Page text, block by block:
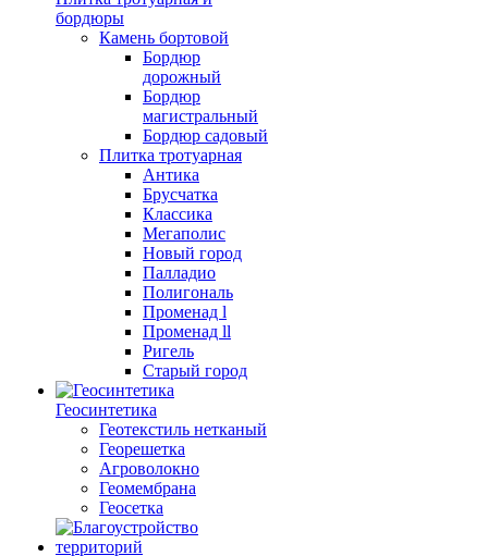
бордюры
Камень бортовой
Бордюр
дорожный
Бордюр
магистральный
Бордюр садовый
Плитка тротуарная
Антика
Брусчатка
Классика
Мегаполис
Новый город
Палладио
Полигональ
Променад l
Променад ll
Ригель
Старый город
Геосинтетика
Геотекстиль нетканый
Георешетка
Агроволокно
Геомембрана
Геосетка